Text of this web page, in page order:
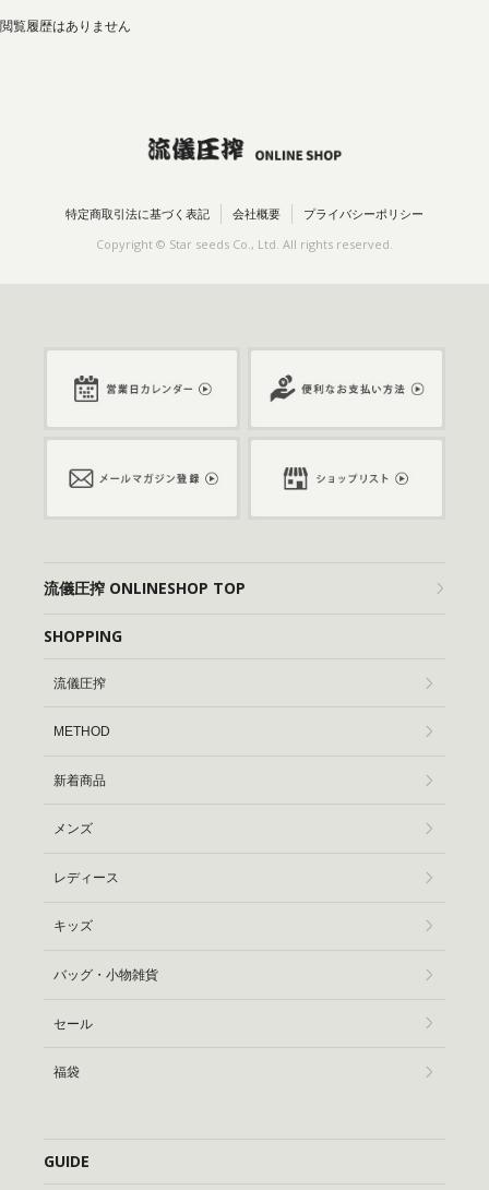
閲覧履歴はありません
特定商取引法に基づく表記 会社概要 プライバシーポリシー
Copyright © Star seeds Co., Ltd. All rights reserved.
流儀圧搾 ONLINESHOP TOP
SHOPPING
流儀圧搾
METHOD
新着商品
メンズ
レディース
キッズ
バッグ・小物雑貨
セール
福袋
GUIDE